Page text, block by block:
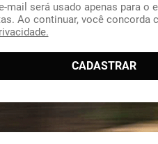
mail será usado apenas para o
Ao continuar, você concorda
CADASTRAR